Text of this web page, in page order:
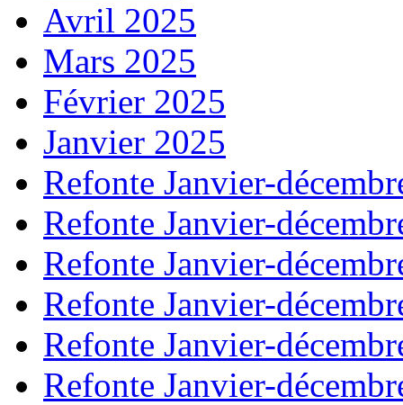
Avril 2025
Mars 2025
Février 2025
Janvier 2025
Refonte Janvier-
Refonte Janvier-
Refonte Janvier-
Refonte Janvier-
Refonte Janvier-
Refonte Janvier-